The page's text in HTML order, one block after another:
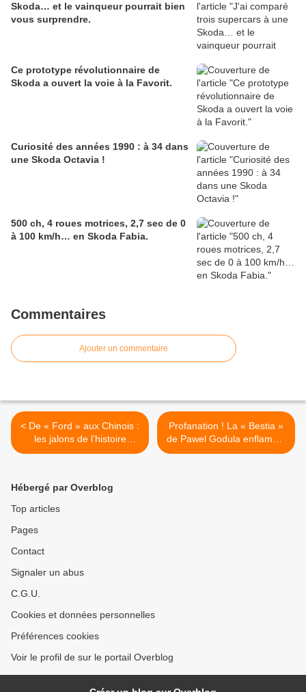
Skoda… et le vainqueur pourrait bien
vous surprendre.
Ce prototype révolutionnaire de
Skoda a ouvert la voie à la Favorit.
Curiosité des années 1990 : à 34 dans
une Skoda Octavia !
500 ch, 4 roues motrices, 2,7 sec de 0
à 100 km/h… en Skoda Fabia.
Commentaires
Ajouter un commentaire
< De « Ford » aux Chinois :
les jalons de l’histoire
d’AZLK et de Moskvitch.
Profanation ! La « Bestia »
de Pawel Godula enflamme
la toile. >
Hébergé par Overblog
Top articles
Pages
Contact
Signaler un abus
C.G.U.
Cookies et données personnelles
Préférences cookies
Voir le profil de sur le portail Overblog